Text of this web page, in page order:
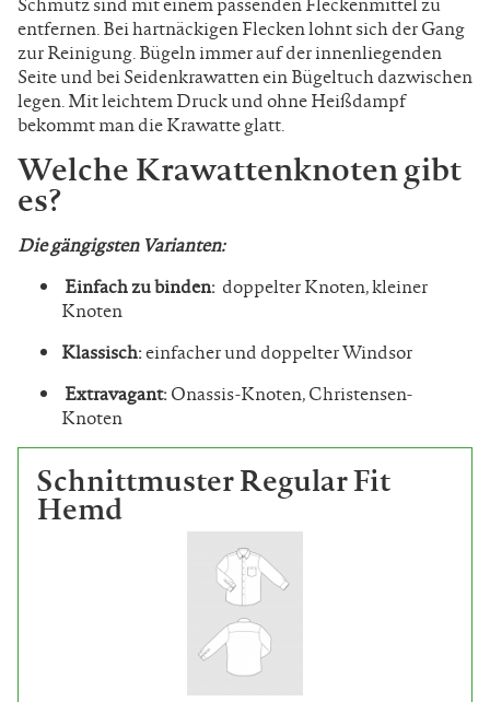
entfernen. Bei hartnäckigen Flecken lohnt sich der Gang
zur Reinigung. Bügeln immer auf der innenliegenden
Seite und bei Seidenkrawatten ein Bügeltuch dazwischen
legen. Mit leichtem Druck und ohne Heißdampf
bekommt man die Krawatte glatt.
Welche Krawattenknoten gibt
es?
Die gängigsten Varianten:
Einfach zu binden: doppelter Knoten, kleiner
Knoten
Klassisch:einfacher und doppelter Windsor
Extravagant:Onassis-Knoten, Christensen-
Knoten
Schnittmuster Regular Fit
Hemd